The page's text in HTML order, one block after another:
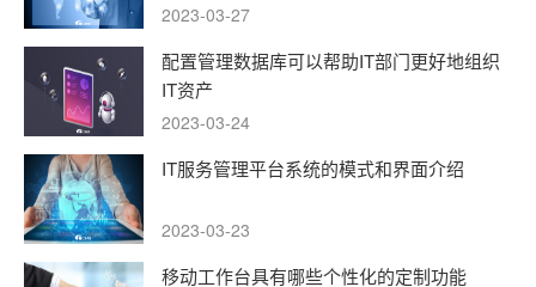
2023-03-27
配置管理数据库可以帮助IT部门更好地组织
IT资产
2023-03-24
IT服务管理平台系统的模式和界面介绍
2023-03-23
移动工作台具有哪些个性化的定制功能